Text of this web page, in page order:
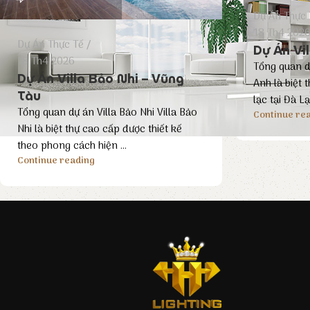
Dự Án Thực Tế
18 Th4 2026
Dự Án Villa Bảo Nhi – Vũng
Tàu
Tổng quan dự án Villa Bảo Nhi Villa Bảo
Nhi là biệt thự cao cấp được thiết kế
theo phong cách hiện ...
Continue reading
Dự Án Thực
18 Th4 2026
Dự Án
Tổng quan
Anh là biệt
lạc tại Đà
Continue